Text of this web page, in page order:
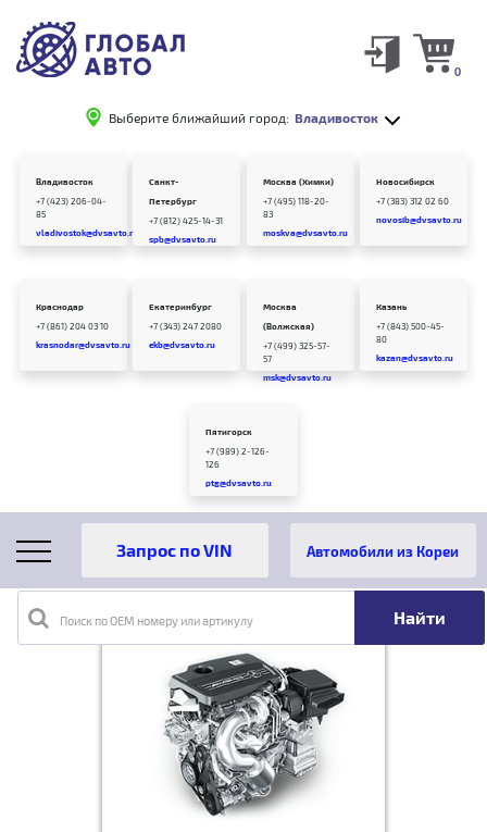
Выберите ближайший город: Владивосток
0
Владивосток
+7 (423) 206-04-
85
vladivostok@dvsavto.ru
Санкт-
Петербург
+7 (812) 425-14-31
spb@dvsavto.ru
Москва (Химки)
+7 (495) 118-20-
83
moskva@dvsavto.ru
Новосибирск
+7 (383) 312 02 60
novosib@dvsavto.ru
Краснодар
+7 (861) 204 03 10
krasnodar@dvsavto.ru
Екатеринбург
+7 (343) 247 2080
ekb@dvsavto.ru
Москва
(Волжская)
+7 (499) 325-57-
57
msk@dvsavto.ru
Казань
+7 (843) 500-45-
80
kazan@dvsavto.ru
Пятигорск
+7 (989) 2-126-
126
ptg@dvsavto.ru
Поиск по OEM номеру или артикулу
Автомобили из Кореи